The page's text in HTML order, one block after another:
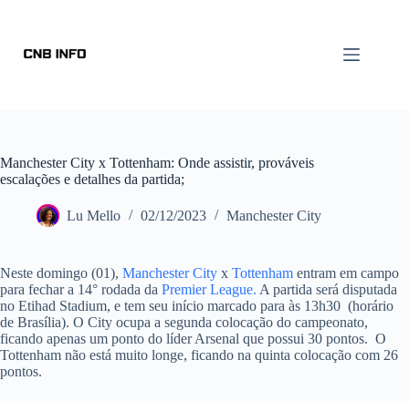
Manchester City x Tottenham: Onde assistir, prováveis
escalações e detalhes da partida;
Lu Mello 02/12/2023 Manchester City
Neste domingo (01), Manchester City x Tottenham entram em campo
para fechar a 14° rodada da Premier League. A partida será disputada
no Etihad Stadium, e tem seu início marcado para às 13h30 (horário
de Brasília). O City ocupa a segunda colocação do campeonato,
ficando apenas um ponto do líder Arsenal que possui 30 pontos. O
Tottenham não está muito longe, ficando na quinta colocação com 26
pontos.